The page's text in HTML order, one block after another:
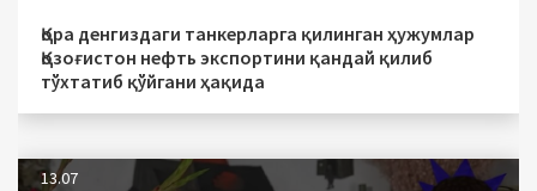
Қора денгиздаги танкерларга қилинган ҳужумлар
Қозоғистон нефть экспортини қандай қилиб
тўхтатиб қўйгани ҳақида
13.07